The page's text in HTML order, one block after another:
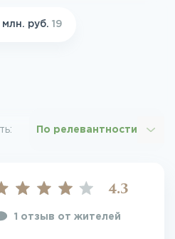
млн. руб. 19
По релевантности
4.3
1 отзыв от жителей